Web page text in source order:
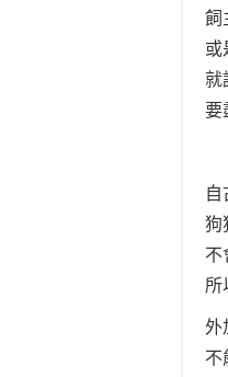
飼
或
就
要
自
狗
不
所
外
不